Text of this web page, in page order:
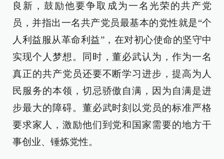
良新，鼓励他要争取成为一名光荣的共产党
员，并指出一名共产党员最基本的党性就是“个
人利益服从革命利益”，在对初心使命的坚守中
实现个人梦想。同时，董必武认为，作为一名
真正的共产党员还要不断学习进步，提高为人
民服务的本领，切忌骄傲自满，因为自满是进
步最大的障碍。董必武时刻以党员的标准严格
要求家人，激励他们到党和国家需要的地方干
事创业、锤炼党性。